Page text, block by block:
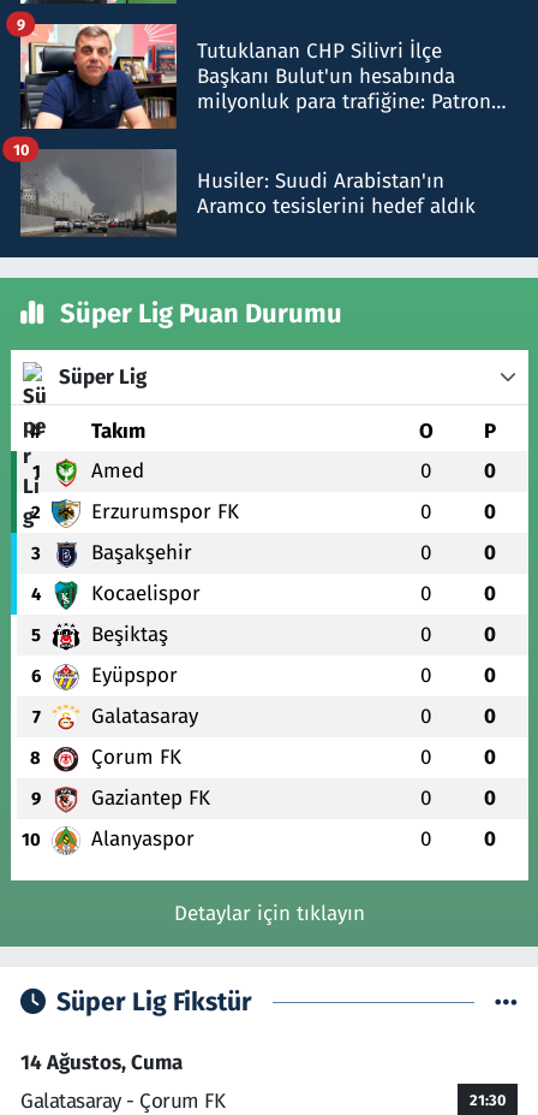
Tutuklanan CHP Silivri İlçe
Başkanı Bulut'un hesabında
milyonluk para trafiğine: Patron
9
Husiler: Suudi Arabistan'ın
Aramco tesislerini hedef aldık
10
Süper Lig Puan Durumu
Süper Lig
# Takım O P
1 Amed 0 0
2 Erzurumspor FK 0 0
3 Başakşehir 0 0
4 Kocaelispor 0 0
5 Beşiktaş 0 0
6 Eyüpspor 0 0
7 Galatasaray 0 0
8 Çorum FK 0 0
9 Gaziantep FK 0 0
10 Alanyaspor 0 0
Detaylar için tıklayın
Süper Lig Fikstür
14 Ağustos, Cuma
Galatasaray - Çorum FK
21:30